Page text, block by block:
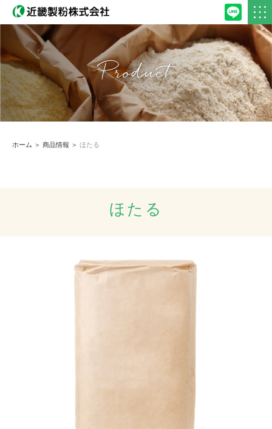
Product
ホーム ＞ 商品情報 ＞ ほたる
ほたる